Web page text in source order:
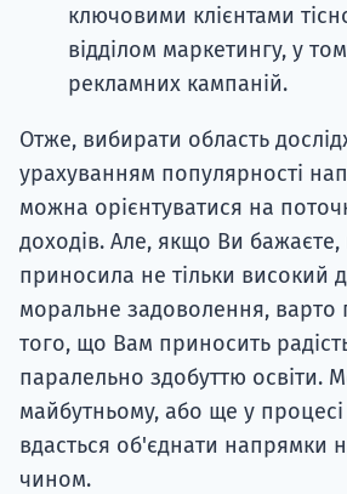
ключовими клієнтами
відділом маркетингу, у
рекламних кампаній.
Отже, вибирати область
урахуванням популярності
можна орієнтуватися на
доходів. Але, якщо Ви
приносила не тільки високий
моральне задоволення, варто
того, що Вам приносить
паралельно здобуттю освіти.
майбутньому, або ще у
вдасться об'єднати напрямки
чином.